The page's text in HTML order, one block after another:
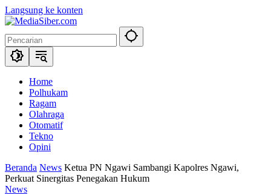
Langsung ke konten
Home
Polhukam
Ragam
Olahraga
Otomatif
Tekno
Opini
Beranda News Ketua PN Ngawi Sambangi Kapolres Ngawi,
Perkuat Sinergitas Penegakan Hukum
News